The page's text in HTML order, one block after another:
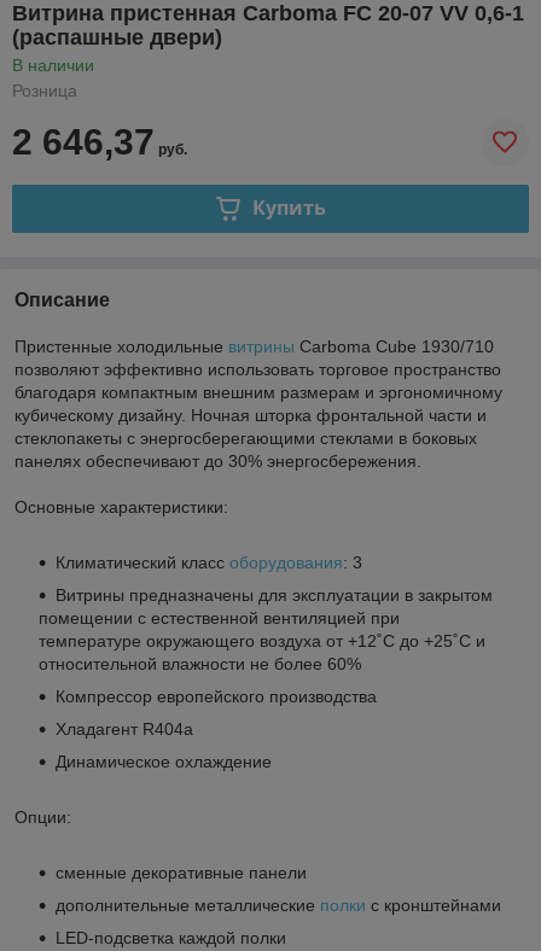
Витрина пристенная Carboma FC 20-07 VV 0,6-1
(распашные двери)
В наличии
Розница
2 646,37 руб.
Купить
Описание
Пристенные холодильные витрины Carboma Cube 1930/710
позволяют эффективно использовать торговое пространство
благодаря компактным внешним размерам и эргономичному
кубическому дизайну. Ночная шторка фронтальной части и
стеклопакеты с энергосберегающими стеклами в боковых
панелях обеспечивают до 30% энергосбережения.
Основные характеристики:
Климатический класс оборудования: 3
Витрины предназначены для эксплуатации в закрытом
помещении с естественной вентиляцией при
температуре окружающего воздуха от +12˚С до +25˚С и
относительной влажности не более 60%
Компрессор европейского производства
Хладагент R404а
Динамическое охлаждение
Опции:
сменные декоративные панели
дополнительные металлические полки с кронштейнами
LED-подсветка каждой полки